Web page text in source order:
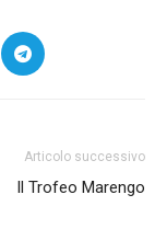
Articolo successivo
Il Trofeo Marengo